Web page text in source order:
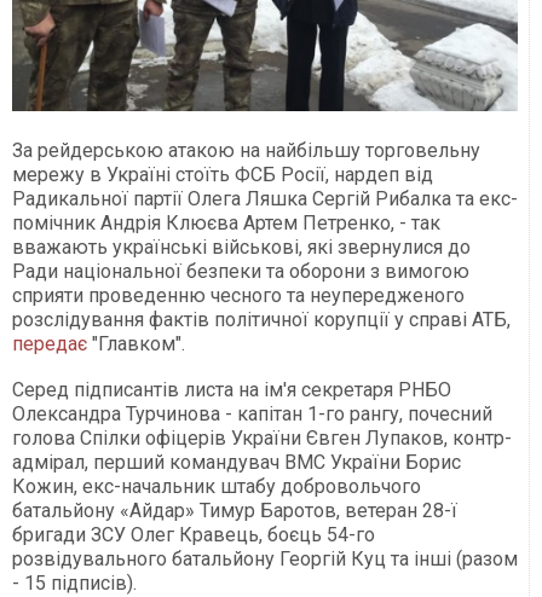
За рейдерською атакою на найбільшу торговельну
мережу в Україні стоїть ФСБ Росії, нардеп від
Радикальної партії Олега Ляшка Сергій Рибалка та екс-
помічник Андрія Клюєва Артем Петренко, - так
вважають українські військові, які звернулися до
Ради національної безпеки та оборони з вимогою
сприяти проведенню чесного та неупередженого
розслідування фактів політичної корупції у справі АТБ,
передає "Главком".
Серед підписантів листа на ім'я секретаря РНБО
Олександра Турчинова - капітан 1-го рангу, почесний
голова Спілки офіцерів України Євген Лупаков, контр-
адмірал, перший командувач ВМС України Борис
Кожин, екс-начальник штабу добровольчого
батальйону «Айдар» Тимур Баротов, ветеран 28-ї
бригади ЗСУ Олег Кравець, боєць 54-го
розвідувального батальйону Георгій Куц та інші (разом
- 15 підписів).